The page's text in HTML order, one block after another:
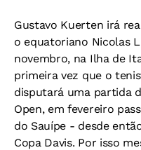
Gustavo Kuerten irá
o equatoriano Nicolas
novembro, na Ilha de
primeira vez que o
disputará uma partida
Open, em fevereiro
do Sauípe - desde
Copa Davis. Por isso